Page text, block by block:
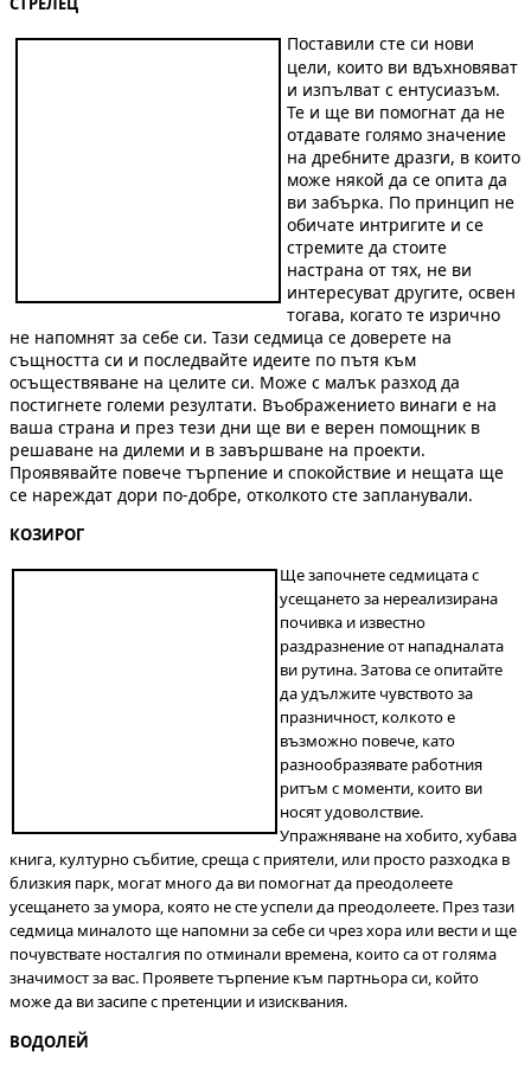
Поставили сте си нови
цели, които ви вдъхновяват
и изпълват с ентусиазъм.
Те и ще ви помогнат да не
отдавате голямо значение
на дребните дразги, в които
може някой да се опита да
ви забърка. По принцип не
обичате интригите и се
стремите да стоите
настрана от тях, не ви
интересуват другите, освен
тогава, когато те изрично
не напомнят за себе си. Тази седмица се доверете на
същността си и последвайте идеите по пътя към
осъществяване на целите си. Може с малък разход да
постигнете големи резултати. Въображението винаги е на
ваша страна и през тези дни ще ви е верен помощник в
решаване на дилеми и в завършване на проекти.
Проявявайте повече търпение и спокойствие и нещата ще
се нареждат дори по-добре, отколкото сте запланували.
КОЗИРОГ
Ще започнете седмицата с
усещането за нереализирана
почивка и известно
раздразнение от нападналата
ви рутина. Затова се опитайте
да удължите чувството за
празничност, колкото е
възможно повече, като
разнообразявате работния
ритъм с моменти, които ви
носят удоволствие.
Упражняване на хобито, хубава
книга, културно събитие, среща с приятели, или просто разходка в
близкия парк, могат много да ви помогнат да преодолеете
усещането за умора, която не сте успели да преодолеете. През тази
седмица миналото ще напомни за себе си чрез хора или вести и ще
почувствате носталгия по отминали времена, които са от голяма
значимост за вас. Проявете търпение към партньора си, който
може да ви засипе с претенции и изисквания.
ВОДОЛЕЙ